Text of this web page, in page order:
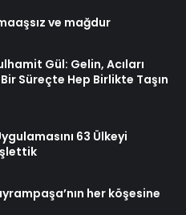
ve mağdur
Gül: Gelin, Acıları
Süreçte Hep Birlikte Taşın
63 Ülkeyi
her köşesine